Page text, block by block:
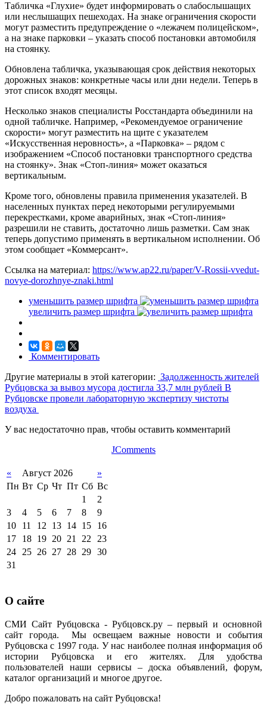
Табличка «Глухие» будет информировать о слабослышащих
или неслышащих пешеходах. На знаке ограничения скорости
могут разместить предупреждение о «лежачем полицейском»,
а на знаке парковки – указать способ постановки автомобиля
на стоянку.
Обновлена табличка, указывающая срок действия некоторых
дорожных знаков: конкретные часы или дни недели. Теперь в
этот список входят месяцы.
Несколько знаков специалисты Росстандарта объединили на
одной табличке. Например, «Рекомендуемое ограничение
скорости» могут разместить на щите с указателем
«Искусственная неровность», а «Парковка» – рядом с
изображением «Способ постановки транспортного средства
на стоянку». Знак «Стоп-линия» может оказаться
вертикальным.
Кроме того, обновлены правила применения указателей. В
населенных пунктах перед некоторыми регулируемыми
перекрестками, кроме аварийных, знак «Стоп-линия»
разрешили не ставить, достаточно лишь разметки. Сам знак
теперь допустимо применять в вертикальном исполнении. Об
этом сообщает «Коммерсант».
Ссылка на материал: https://www.ap22.ru/paper/V-Rossii-vvedut-
novye-dorozhnye-znaki.html
уменьшить размер шрифта
увеличить размер шрифта
Комментировать
Другие материалы в этой категории: Задолженность жителей
Рубцовска за вывоз мусора достигла 33,7 млн рублей В
Рубцовске провели лабораторную экспертизу чистоты
воздуха
У вас недостаточно прав, чтобы оставить комментарий
JComments
« Август 2026
»
Пн Вт Ср Чт Пт Сб Вс
1
2
3
4 5 6 7 8
9
10
11 12 13 14 15
16
17
18 19 20 21 22
23
24
25 26 27 28 29 30
31
О сайте
СМИ Сайт Рубцовска - Рубцовск.ру – первый и основной
сайт города. Мы освещаем важные новости и события
Рубцовска с 1997 года. У нас наиболее полная информация об
истории Рубцовска и его жителях. Для удобства
пользователей наши сервисы – доска объявлений, форум,
каталог организаций и многое другое.
Добро пожаловать на сайт Рубцовска!